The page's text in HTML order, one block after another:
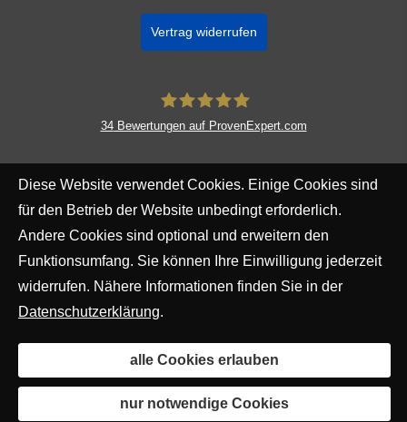
Vertrag widerrufen
34Bewertungen auf ProvenExpert.com
Diese Website verwendet Cookies. Einige Cookies sind
für den Betrieb der Website unbedingt erforderlich.
Andere Cookies sind optional und erweitern den
Funktionsumfang. Sie können Ihre Einwilligung jederzeit
widerrufen. Nähere Informationen finden Sie in der
Datenschutzerklärung.
alle Cookies erlauben
nur notwendige Cookies